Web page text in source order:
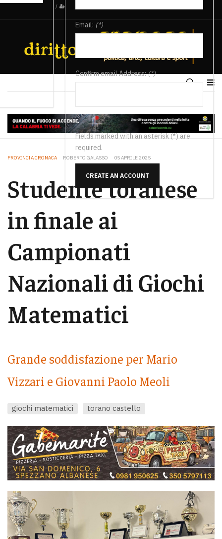
/
Email: (*)
Confirm email Address:(*)
Fields marked with an asterisk (*) are
required.
CREATE AN ACCOUNT
PROVINCIA CRONACA ROBERTO GALASSO 05 APRILE 2025
Studente toranese
in finale ai
Campionati
Nazionali di Giochi
Matematici
Grande soddisfazione per Mario
Vizzari e Giovanni Paolo Meoli
giochi matematici torano castello